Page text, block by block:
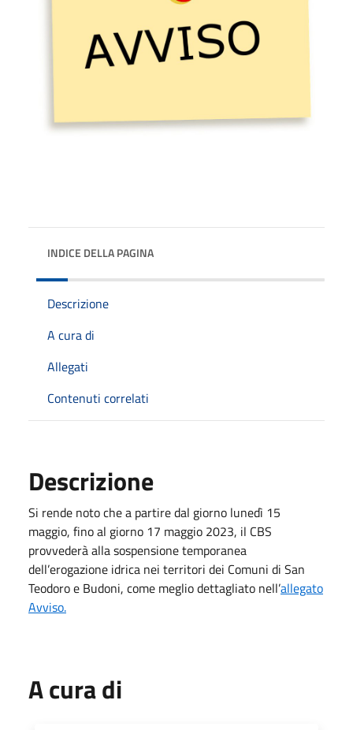
INDICE DELLA PAGINA
Descrizione
A cura di
Allegati
Contenuti correlati
Descrizione
Si rende noto che a partire dal giorno lunedì 15
maggio, fino al giorno 17 maggio 2023, il CBS
provvederà alla sospensione temporanea
dell’erogazione idrica nei territori dei Comuni di San
Teodoro e Budoni, come meglio dettagliato nell’allegato
Avviso.
A cura di